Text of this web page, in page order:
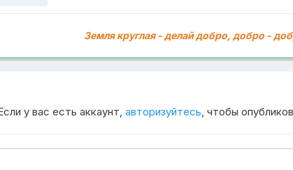
Земля круглая - делай добро, добро -
у вас есть аккаунт, авторизуйтесь, чтобы